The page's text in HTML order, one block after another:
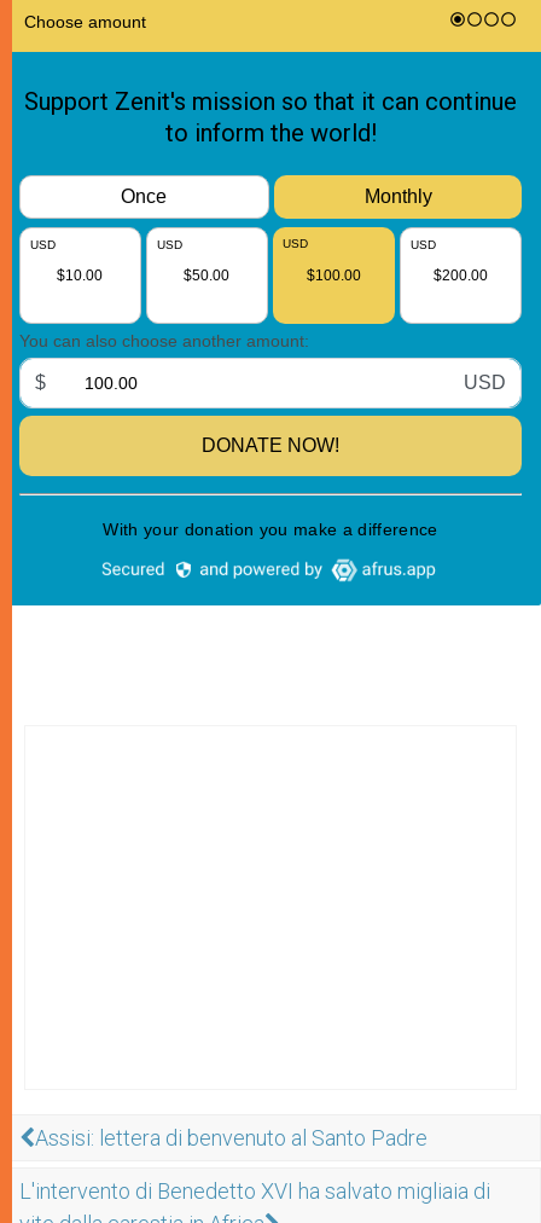
Assisi: lettera di benvenuto al Santo Padre
L'intervento di Benedetto XVI ha salvato migliaia di